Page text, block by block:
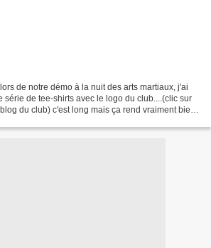
de notre démo à la nuit des arts martiaux, j'ai
série de tee-shirts avec le logo du club....(clic sur
du club) c'est long mais ça rend vraiment bien.